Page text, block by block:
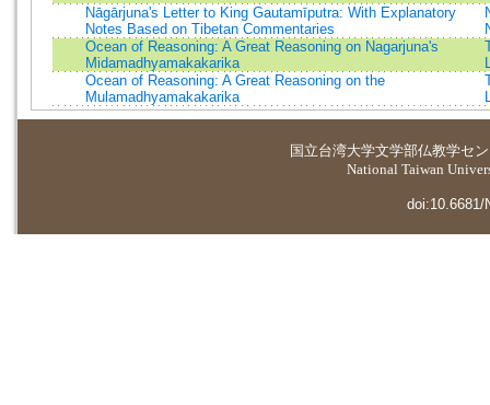
Nāgārjuna's Letter to King Gautamīputra: With Explanatory
Notes Based on Tibetan Commentaries
Ocean of Reasoning: A Great Reasoning on Nagarjuna's
Midamadhyamakakarika
Ocean of Reasoning: A Great Reasoning on the
Mulamadhyamakakarika
国立台湾大学文学部仏教学セ
National Taiwan
doi:10.6681/